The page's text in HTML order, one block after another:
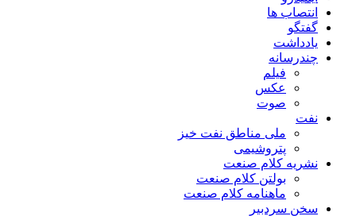
انتصاب ها
گفتگو
یادداشت
چندرسانه
فیلم
عکس
صوت
نفت
ملی مناطق نفت خیز
پتروشیمی
نشریه کلام صنعت
بولتن کلام صنعت
ماهنامه کلام صنعت
سخن سردبیر